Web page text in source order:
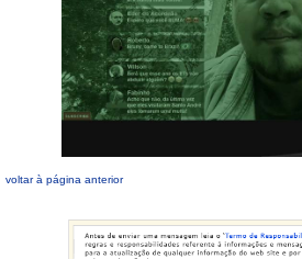
voltar à página anterior